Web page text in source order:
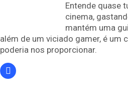
Entende quase
cinema,
mantém uma
além de um viciado gamer, é um
poderia nos proporcionar.